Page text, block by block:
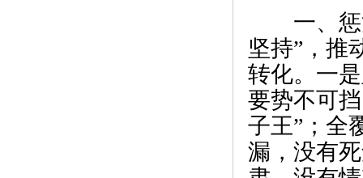
一、惩
坚持”，推
转化。一
要势不可
子王”；全
漏，没有